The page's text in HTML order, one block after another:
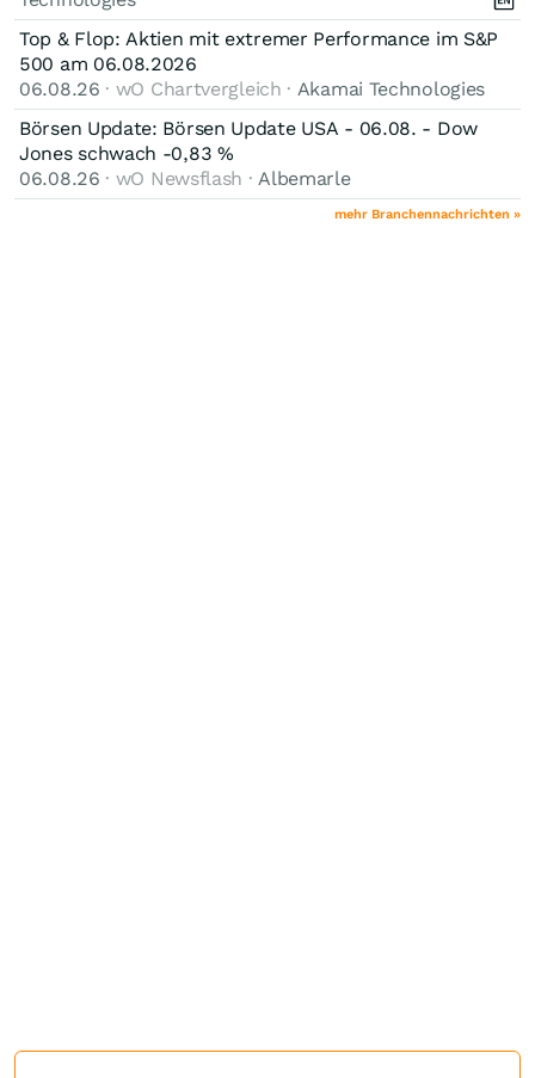
Top & Flop: Aktien mit extremer Performance im S&P
500 am 06.08.2026
06.08.26 · wO Chartvergleich · Akamai Technologies
Börsen Update: Börsen Update USA - 06.08. - Dow
Jones schwach -0,83 %
06.08.26 · wO Newsflash · Albemarle
mehr Branchennachrichten »